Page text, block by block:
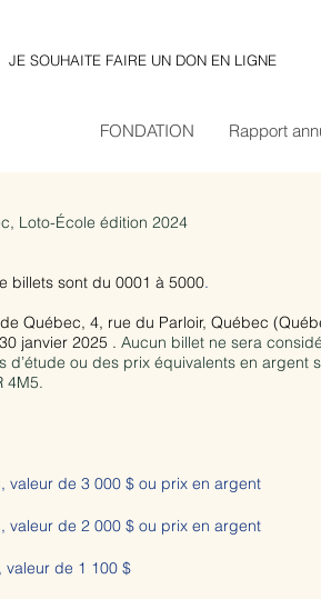
JE SOUHAITE FAIRE UN DON EN LIGNE
FONDATION Rapport
Loto-École édition 2024
billets sont du 0001 à 5000.
Québec, 4, rue du Parloir, Québec
janvier 2025 . Aucun billet ne sera
ou des prix équivalents en argent
4M5.
valeur de 3 000 $ ou prix en argent
valeur de 2 000 $ ou prix en argent
valeur de 1 100 $